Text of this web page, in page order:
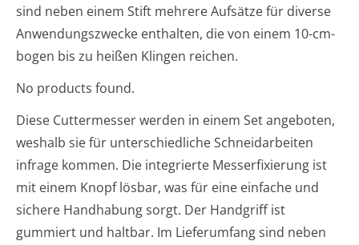
sind neben einem Stift mehrere Aufsätze für diverse
Anwendungszwecke enthalten, die von einem 10-cm-
bogen bis zu heißen Klingen reichen.
No products found.
Diese Cuttermesser werden in einem Set angeboten,
weshalb sie für unterschiedliche Schneidarbeiten
infrage kommen. Die integrierte Messerfixierung ist
mit einem Knopf lösbar, was für eine einfache und
sichere Handhabung sorgt. Der Handgriff ist
gummiert und haltbar. Im Lieferumfang sind neben